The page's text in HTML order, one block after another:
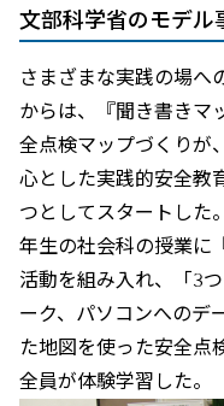
文部科学省のモデル
さまざまな実践の場へ
からは、『聞き書きマ
全点検マップづくりが
心とした実践的安全教
つとしてスタートした
年生の社会科の授業に
活動を組み入れ、「3
ーク、パソコンへのデ
た地図を使った安全点
全員が体験学習した。